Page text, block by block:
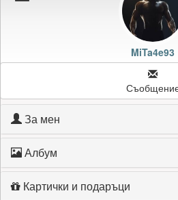
Картичките на MiTa4e93
MiTa4e93
За мен
Албум
Картички и подаръци